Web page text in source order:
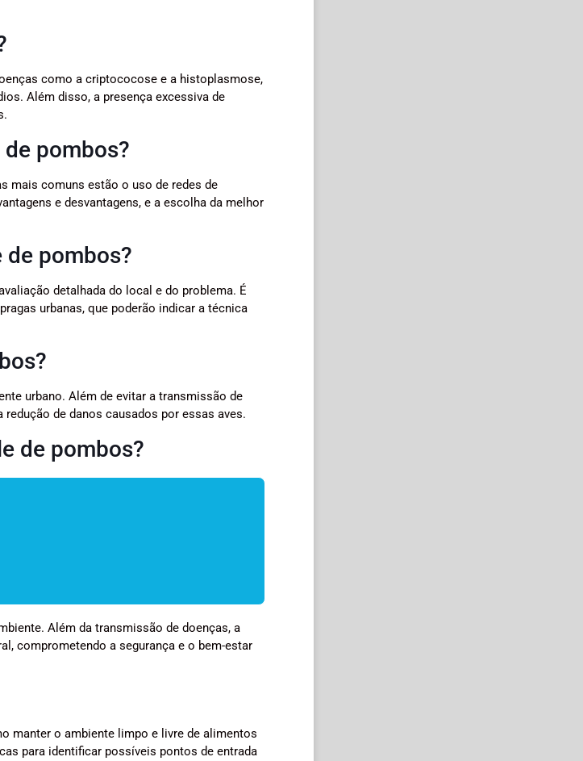
como a criptococose e a histoplasmose,
Além disso, a presença excessiva de
pombos?
mais comuns estão o uso de redes de
e desvantagens, e a escolha da melhor
pombos?
detalhada do local e do problema. É
urbanas, que poderão indicar a técnica
urbano. Além de evitar a transmissão de
de danos causados por essas aves.
de pombos?
Além da transmissão de doenças, a
comprometendo a segurança e o bem-estar
manter o ambiente limpo e livre de alimentos
para identificar possíveis pontos de entrada